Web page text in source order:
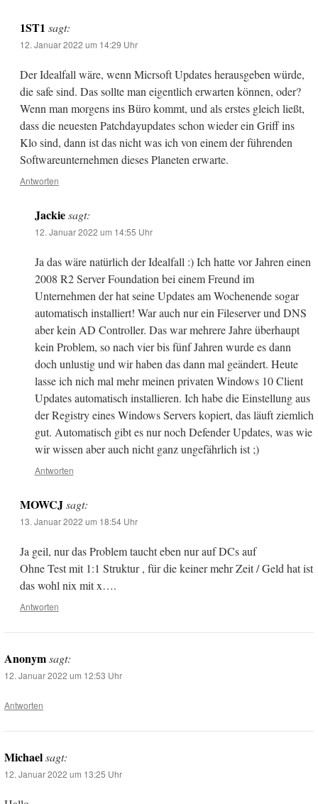
1ST1 sagt:
12. Januar 2022 um 14:29 Uhr
Der Idealfall wäre, wenn Micrsoft Updates herausgeben würde,
die safe sind. Das sollte man eigentlich erwarten können, oder?
Wenn man morgens ins Büro kommt, und als erstes gleich ließt,
dass die neuesten Patchdayupdates schon wieder ein Griff ins
Klo sind, dann ist das nicht was ich von einem der führenden
Softwareunternehmen dieses Planeten erwarte.
Antworten
Jackie sagt:
12. Januar 2022 um 14:55 Uhr
Ja das wäre natürlich der Idealfall :) Ich hatte vor Jahren einen
2008 R2 Server Foundation bei einem Freund im
Unternehmen der hat seine Updates am Wochenende sogar
automatisch installiert! War auch nur ein Fileserver und DNS
aber kein AD Controller. Das war mehrere Jahre überhaupt
kein Problem, so nach vier bis fünf Jahren wurde es dann
doch unlustig und wir haben das dann mal geändert. Heute
lasse ich nich mal mehr meinen privaten Windows 10 Client
Updates automatisch installieren. Ich habe die Einstellung aus
der Registry eines Windows Servers kopiert, das läuft ziemlich
gut. Automatisch gibt es nur noch Defender Updates, was wie
wir wissen aber auch nicht ganz ungefährlich ist ;)
Antworten
MOWCJ sagt:
13. Januar 2022 um 18:54 Uhr
Ja geil, nur das Problem taucht eben nur auf DCs auf
Ohne Test mit 1:1 Struktur , für die keiner mehr Zeit / Geld hat ist
das wohl nix mit x….
Antworten
Anonymsagt:
12. Januar 2022 um 12:53 Uhr
Antworten
Michaelsagt:
12. Januar 2022 um 13:25 Uhr